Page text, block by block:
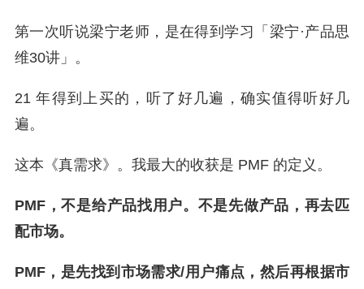
第一次听说梁宁老师，是在得到学习「梁宁·产品思
维30讲」。
21 年得到上买的，听了好几遍，确实值得听好几
遍。
这本《真需求》。我最大的收获是 PMF 的定义。
PMF，不是给产品找用户。不是先做产品，再去匹
配市场。
PMF，是先找到市场需求/用户痛点，然后再根据市